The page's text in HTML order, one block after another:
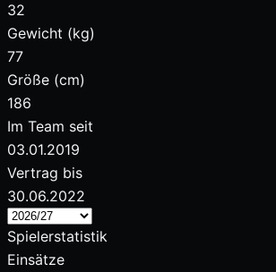
32
Gewicht (kg)
77
Größe (cm)
186
Im Team seit
03.01.2019
Vertrag bis
30.06.2022
Spielerstatistik
Einsätze